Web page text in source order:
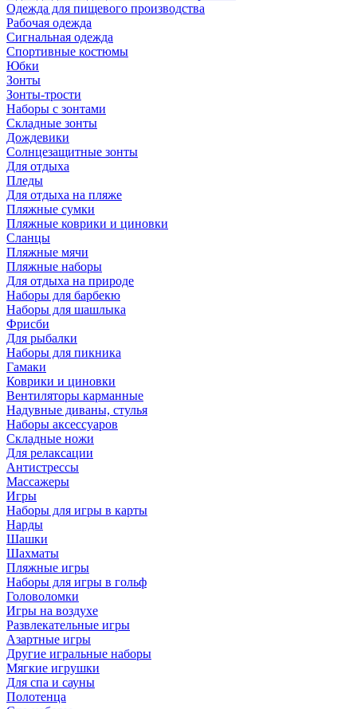
Одежда для пищевого производства
Рабочая одежда
Сигнальная одежда
Спортивные костюмы
Юбки
Зонты
Зонты-трости
Наборы с зонтами
Складные зонты
Дождевики
Солнцезащитные зонты
Для отдыха
Пледы
Для отдыха на пляже
Пляжные сумки
Пляжные коврики и циновки
Сланцы
Пляжные мячи
Пляжные наборы
Для отдыха на природе
Наборы для барбекю
Наборы для шашлыка
Фрисби
Для рыбалки
Наборы для пикника
Гамаки
Коврики и циновки
Вентиляторы карманные
Надувные диваны, стулья
Наборы аксессуаров
Складные ножи
Для релаксации
Антистрессы
Массажеры
Игры
Наборы для игры в карты
Нарды
Шашки
Шахматы
Пляжные игры
Наборы для игры в гольф
Головоломки
Игры на воздухе
Развлекательные игры
Азартные игры
Другие игральные наборы
Мягкие игрушки
Для спа и сауны
Полотенца